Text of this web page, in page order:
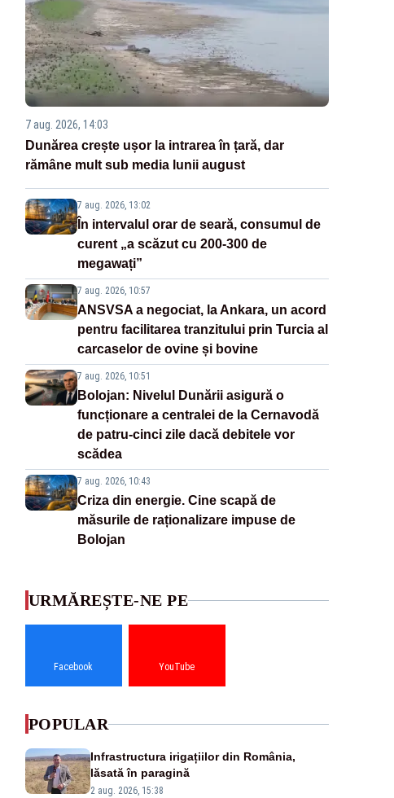
7 aug. 2026, 14:03
Dunărea crește ușor la intrarea în țară, dar
rămâne mult sub media lunii august
7 aug. 2026, 13:02
În intervalul orar de seară, consumul de
curent „a scăzut cu 200-300 de
megawați”
7 aug. 2026, 10:57
ANSVSA a negociat, la Ankara, un acord
pentru facilitarea tranzitului prin Turcia al
carcaselor de ovine și bovine
7 aug. 2026, 10:51
Bolojan: Nivelul Dunării asigură o
funcționare a centralei de la Cernavodă
de patru-cinci zile dacă debitele vor
scădea
7 aug. 2026, 10:43
Criza din energie. Cine scapă de
măsurile de raționalizare impuse de
Bolojan
URMĂREȘTE-NE PE
Facebook YouTube
POPULAR
Infrastructura irigațiilor din România,
lăsată în paragină
2 aug. 2026, 15:38